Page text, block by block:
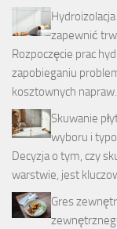
zapewnić
Rozpoczęcie prac
zapobieganiu
kosztownych
Skuwanie
wyboru i
Decyzja o tym, czy
warstwie, jest
Gres